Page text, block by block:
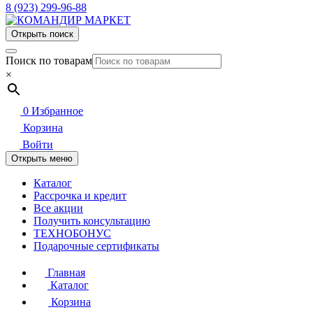
8 (923) 299-96-88
Открыть поиск
Поиск по товарам
×
0 Избранное
Корзина
Войти
Открыть меню
Каталог
Рассрочка и кредит
Все акции
Получить консультацию
ТЕХНОБОНУС
Подарочные сертификаты
Главная
Каталог
Корзина